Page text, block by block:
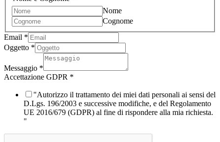
Nome
Cognome
Accettazione
Messaggio
Nome
Email *
Oggetto *
Messaggio *
Accettazione GDPR *
"Autorizzo il trattamento dei miei dati personali ai sensi del
D.Lgs. 196/2003 e successive modifiche, e del Regolamento
UE 2016/679 (GDPR) al fine di rispondere alla mia richiesta.
"